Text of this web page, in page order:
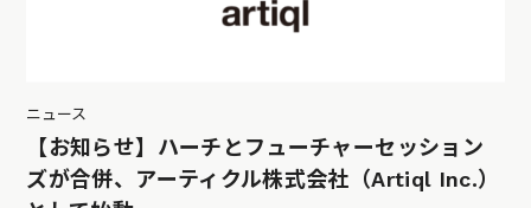
ニュース
【お知らせ】ハーチとフューチャーセッション
ズが合併、アーティクル株式会社（Artiql Inc.）